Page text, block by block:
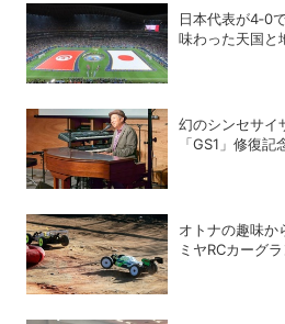
日本代表が4‐0
味わった天国と
幻のシンセサイ
「GS1」修復
オトナの趣味か
ミヤRCカーグ